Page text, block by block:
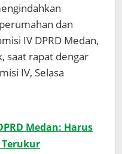
dan
IV DPRD Medan,
saat rapat dengar
IV, Selasa
Medan: Harus
Terukur